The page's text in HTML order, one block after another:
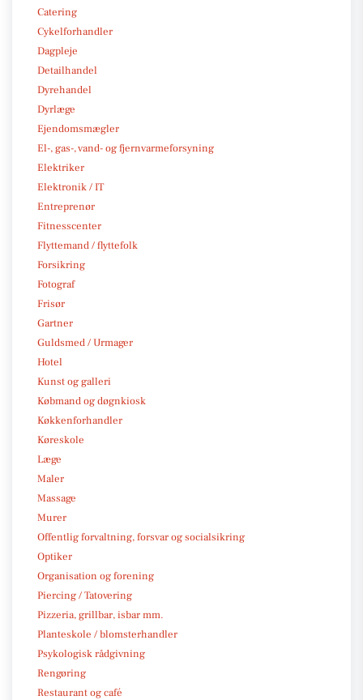
Catering
Cykelforhandler
Dagpleje
Detailhandel
Dyrehandel
Dyrlæge
Ejendomsmægler
El-, gas-, vand- og fjernvarmeforsyning
Elektriker
Elektronik / IT
Entreprenør
Fitnesscenter
Flyttemand / flyttefolk
Forsikring
Fotograf
Frisør
Gartner
Guldsmed / Urmager
Hotel
Kunst og galleri
Købmand og døgnkiosk
Køkkenforhandler
Køreskole
Læge
Maler
Massage
Murer
Offentlig forvaltning, forsvar og socialsikring
Optiker
Organisation og forening
Piercing / Tatovering
Pizzeria, grillbar, isbar mm.
Planteskole / blomsterhandler
Psykologisk rådgivning
Rengøring
Restaurant og café